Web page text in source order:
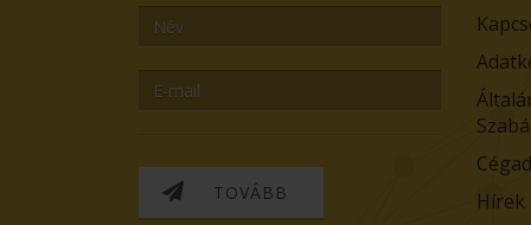
TOVÁBB
Hírek